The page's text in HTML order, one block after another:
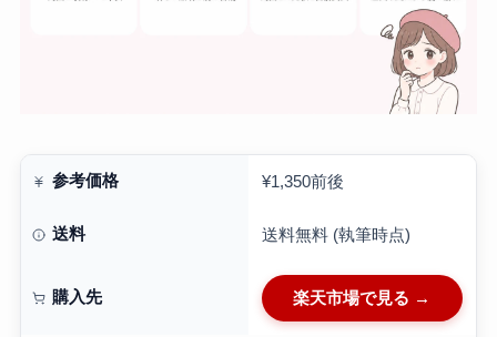
参考価格 ¥1,350前後
送料 送料無料 (執筆時点)
購入先 楽天市場で見る →